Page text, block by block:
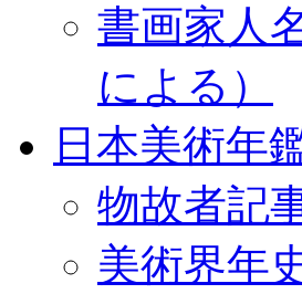
書画家人
による）
日本美術年
物故者記
美術界年